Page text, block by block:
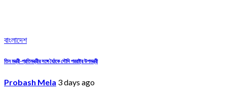
বাংলাদেশ
তিন মন্ত্রী-প্রতিমন্ত্রীর সঙ্গে বৈঠকে সৌদি পররাষ্ট্র উপমন্ত্রী
Probash Mela 3 days ago